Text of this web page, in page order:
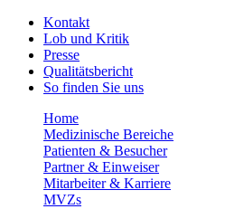
Kontakt
Lob und Kritik
Presse
Qualitätsbericht
So finden Sie uns
Home
Medizinische Bereiche
Patienten & Besucher
Partner & Einweiser
Mitarbeiter & Karriere
MVZs